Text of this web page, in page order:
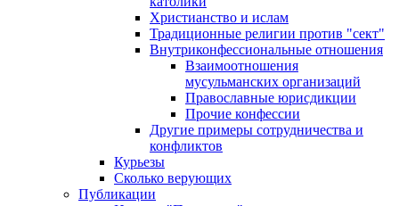
Христианство и ислам
Традиционные религии против "сект"
Внутриконфессиональные отношения
Взаимоотношения
мусульманских организаций
Православные юрисдикции
Прочие конфессии
Другие примеры сотрудничества и
конфликтов
Курьезы
Сколько верующих
Публикации